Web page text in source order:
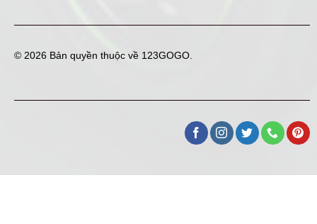
© 2026 Bản quyền thuộc về 123GOGO.